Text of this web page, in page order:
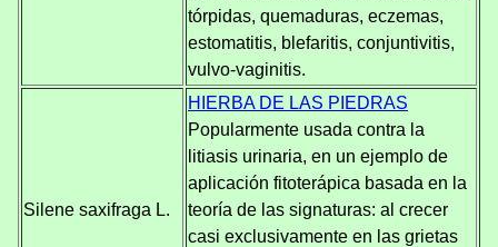
tórpidas, quemaduras, eczemas,
estomatitis, blefaritis, conjuntivitis,
vulvo-vaginitis.
Silene saxifraga L.
HIERBA DE LAS PIEDRAS
Popularmente usada contra la
litiasis urinaria, en un ejemplo de
aplicación fitoterápica basada en la
teoría de las signaturas: al crecer
casi exclusivamente en las grietas